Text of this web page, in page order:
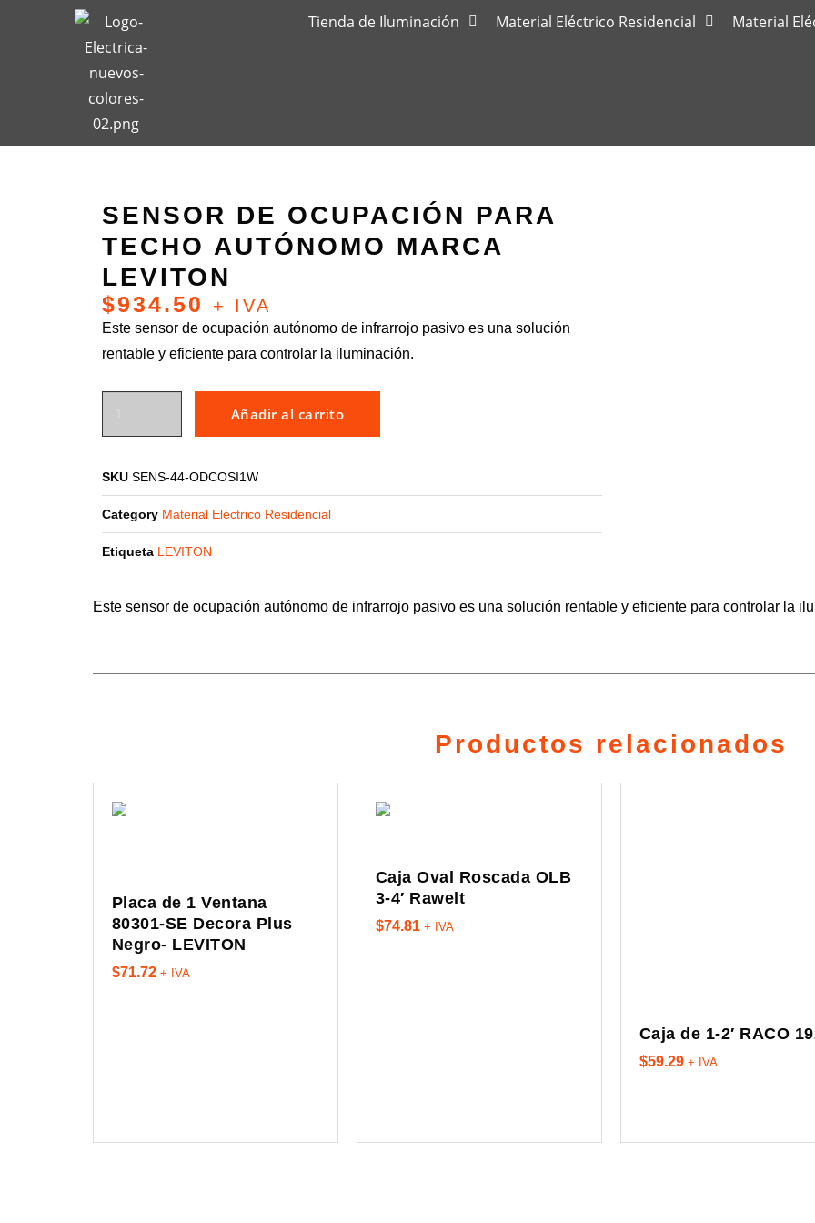
Tienda de Iluminación Material Eléctrico Residencial Material
SENSOR DE OCUPACIÓN PARA
TECHO AUTÓNOMO MARCA
LEVITON
$934.50 + IVA
Este sensor de ocupación autónomo de infrarrojo pasivo es una solución
rentable y eficiente para controlar la iluminación.
Añadir al carrito
SKU SENS-44-ODCOSI1W
Category Material Eléctrico Residencial
Etiqueta LEVITON
Este sensor de ocupación autónomo de infrarrojo pasivo es una solución rentable y eficiente para controlar la
Productos relacionados
Placa de 1 Ventana
80301-SE Decora Plus
Negro- LEVITON
$71.72 + IVA
Caja Oval Roscada OLB
3-4′ Rawelt
$74.81 + IVA
Caja de 1-2′ RACO
$59.29 + IVA